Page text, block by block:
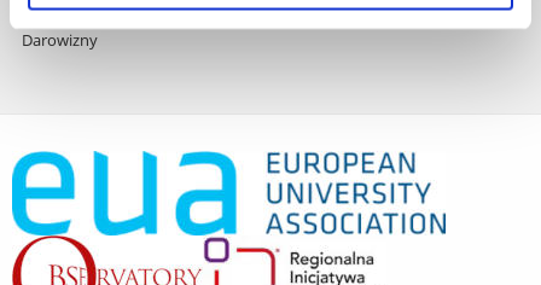
Projekty badawcze
Darowizny